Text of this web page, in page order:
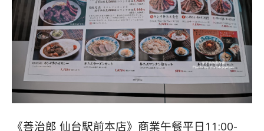
《善治郎 仙台駅前本店》商業午餐平日11:00-